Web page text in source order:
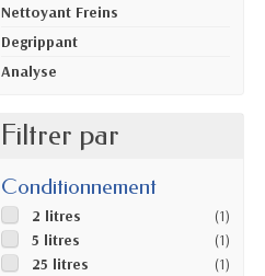
Nettoyant Freins
Degrippant
Analyse
Filtrer par
Conditionnement
2 litres
(1)
5 litres
(1)
25 litres
(1)